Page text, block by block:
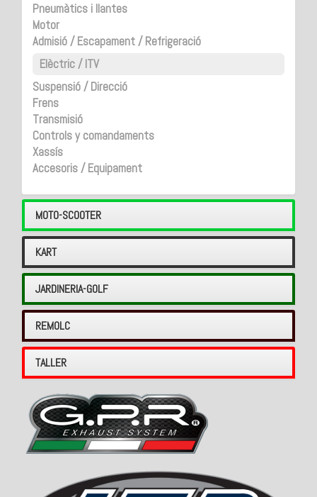
Pneumàtics i llantes
Motor
Admisió / Escapament / Refrigeració
Elèctric / ITV
Suspensió / Direcció
Frens
Transmisió
Controls y comandaments
Xassís
Accesoris / Equipament
MOTO-SCOOTER
KART
JARDINERIA-GOLF
REMOLC
TALLER